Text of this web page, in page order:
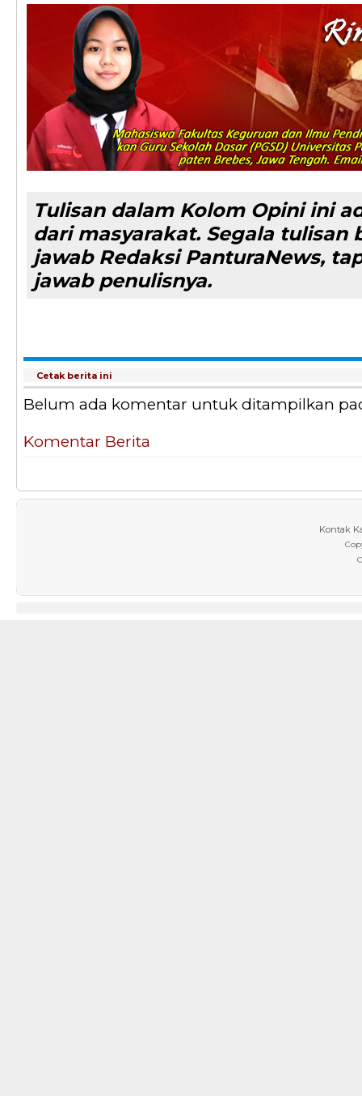
Tulisan dalam Kolom Opini ini
dari masyarakat. Segala tulisan
jawab Redaksi PanturaNews,
jawab penulisnya.
Cetak berita ini
Belum ada komentar untuk ditampilkan
Komentar Berita
Kontak